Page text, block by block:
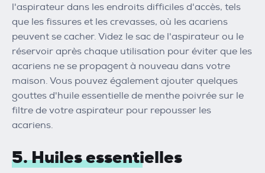
l'aspirateur dans les endroits difficiles d'accès, tels
que les fissures et les crevasses, où les acariens
peuvent se cacher. Videz le sac de l'aspirateur ou le
réservoir après chaque utilisation pour éviter que les
acariens ne se propagent à nouveau dans votre
maison. Vous pouvez également ajouter quelques
gouttes d'huile essentielle de menthe poivrée sur le
filtre de votre aspirateur pour repousser les
acariens.
5. Huiles essentielles